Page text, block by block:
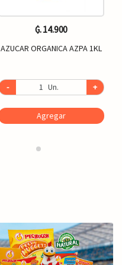
₲. 14.900
AZUCAR ORGANICA AZPA 1KL
- Un. +
Agregar